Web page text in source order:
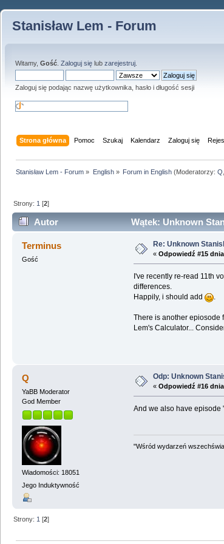
Stanisław Lem - Forum
Witamy, Gość Zaloguj się lub zarejestruj
Zaloguj się podając nazwę użytkownika, hasło i długość sesji
Strona główna Pomoc Szukaj Kalendarz Zaloguj się
Stanisław Lem - Forum » English» Forum in English(Moderatorzy: Q
Strony: 1 [2]
Autor Wątek: Unknown
Terminus
Gość
Re: Unknown
« Odpowiedź #15
I've recently re-read 11th
differences.
Happily, i should add
.
There is another epiosode
Lem's Calculator...
Q
YaBB Moderator
God Member
Wiadomości: 18051
Jego Induktywność
Odp: Unknown
« Odpowiedź #16
And we also have episode
"Wśród wydarzeń
Strony:1 [2]